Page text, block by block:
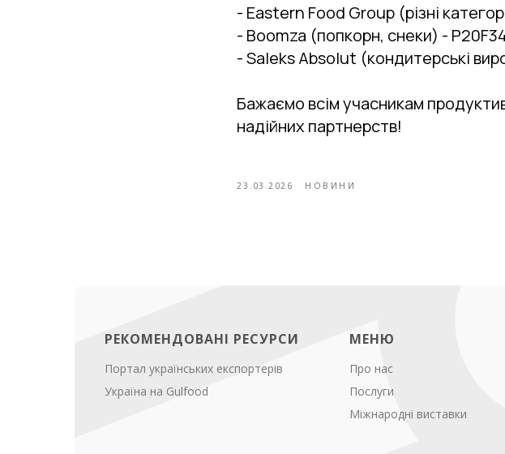
- Eastern Food Group (різні
- Boomza (попкорн, снеки) -
- Saleks Absolut (кондитерські
Бажаємо всім учасникам
надійних партнерств!
23.03.2026 НОВИНИ
Портал українських експортерів
Україна на Gulfood
Про нас
Послуги
Міжнародні виставки
МЕНЮ
РЕКОМЕНДОВАНІ РЕСУРСИ